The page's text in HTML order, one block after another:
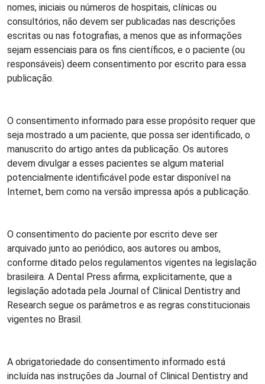
nomes, iniciais ou números de hospitais, clínicas ou
consultórios, não devem ser publicadas nas descrições
escritas ou nas fotografias, a menos que as informações
sejam essenciais para os fins científicos, e o paciente (ou
responsáveis) deem consentimento por escrito para essa
publicação.
O consentimento informado para esse propósito requer que
seja mostrado a um paciente, que possa ser identificado, o
manuscrito do artigo antes da publicação. Os autores
devem divulgar a esses pacientes se algum material
potencialmente identificável pode estar disponível na
Internet, bem como na versão impressa após a publicação.
O consentimento do paciente por escrito deve ser
arquivado junto ao periódico, aos autores ou ambos,
conforme ditado pelos regulamentos vigentes na legislação
brasileira. A Dental Press afirma, explicitamente, que a
legislação adotada pela Journal of Clinical Dentistry and
Research segue os parâmetros e as regras constitucionais
vigentes no Brasil.
A obrigatoriedade do consentimento informado está
incluída nas instruções da Journal of Clinical Dentistry and